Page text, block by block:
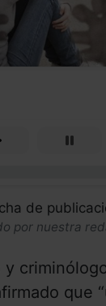
de
por nuestra
y
que